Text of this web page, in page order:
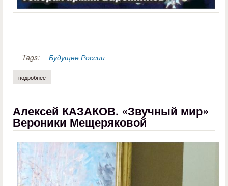
Tags: Будущее России
подробнее
Алексей КАЗАКОВ. «Звучный мир»
Вероники Мещеряковой